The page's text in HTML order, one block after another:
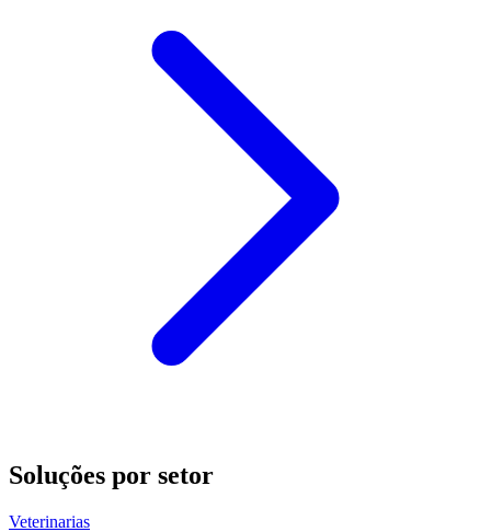
Soluções por setor
Veterinarias